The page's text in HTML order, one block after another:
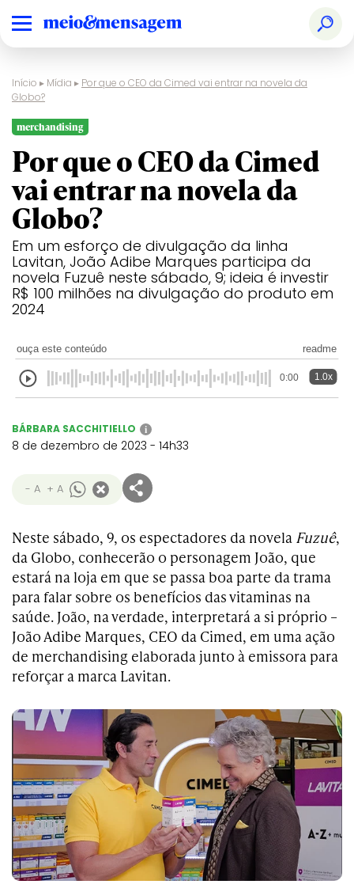
Início ▸ Mídia ▸ Por que o CEO da Cimed vai entrar na novela da
Globo?
merchandising
Por que o CEO da Cimed
vai entrar na novela da
Globo?
Em um esforço de divulgação da linha
Lavitan, João Adibe Marques participa da
novela Fuzuê neste sábado, 9; ideia é investir
R$ 100 milhões na divulgação do produto em
2024
ouça este conteúdo readme
0:00 1.0x
BÁRBARA SACCHITIELLO i
8 de dezembro de 2023 - 14h33
- A + A
Neste sábado, 9, os espectadores da novela Fuzuê,
da Globo, conhecerão o personagem João, que
estará na loja em que se passa boa parte da trama
para falar sobre os benefícios das vitaminas na
saúde. João, na verdade, interpretará a si próprio –
João Adibe Marques, CEO da Cimed, em uma ação
de merchandising elaborada junto à emissora para
reforçar a marca Lavitan.